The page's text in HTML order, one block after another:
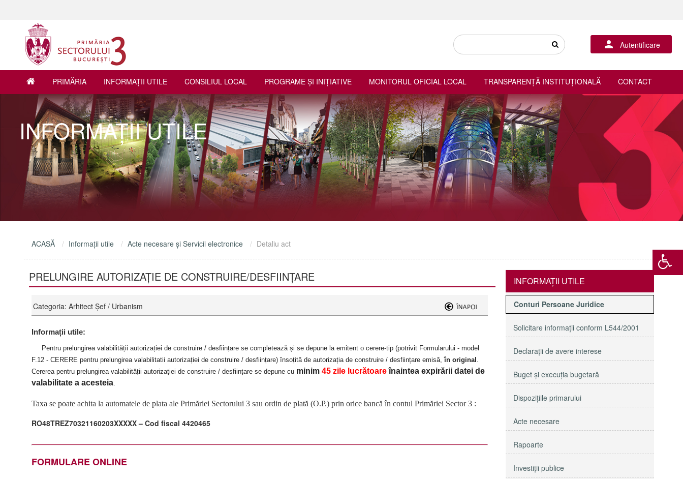
Autentificare
PRIMĂRIA INFORMAŢII UTILE CONSILIUL LOCAL PROGRAME ŞI INIŢIATIVE MONITORUL OFICIAL LOCAL TRANSPARENȚĂ INSTITUȚIONALĂ CONTACT
INFORMAŢII UTILE
ACASĂ Informaţii utile Acte necesare şi Servicii electronice Detaliu act
PRELUNGIRE AUTORIZAȚIE DE CONSTRUIRE/DESFIINȚARE
Categoria: Arhitect Şef / Urbanism
Informații utile:
Pentru prelungirea valabilității autorizației de construire / desființare se completează și se depune la emitent o cerere-tip (potrivit Formularului - model
F.12 - CERERE pentru prelungirea valabilitatii autorizației de construire / desființare) însoțită de autorizația de construire / desființare emisă,în original .
Cererea pentru prelungirea valabilității autorizației de construire / desființare se depune cu minim 45 zile lucrătoareînaintea expirării datei de
valabilitate a acesteia.
Taxa se poate achita la automatele de plata ale Primăriei Sectorului 3 sau ordin de plată (O.P.) prin orice bancă în contul Primăriei Sector 3 :
RO48TREZ70321160203XXXXX – Cod fiscal 4420465
FORMULARE ONLINE
INFORMAŢII UTILE
Conturi Persoane Juridice
Solicitare informaţii conform L544/2001
Declaraţii de avere interese
Buget şi execuţia bugetară
Dispoziţiile primarului
Acte necesare
Rapoarte
Investiţii publice